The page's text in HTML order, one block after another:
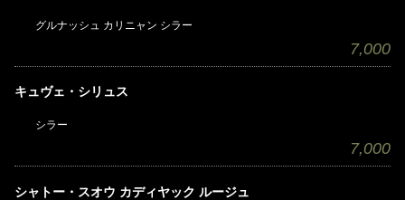
グルナッシュ カリニャン シラー
7,000
キュヴェ・シリュス
シラー
7,000
シャトー・スオウ カディヤック ルージュ